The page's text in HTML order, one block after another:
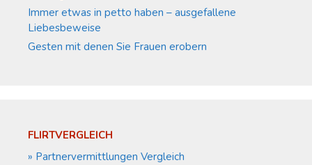
Immer etwas in petto haben – ausgefallene
Liebesbeweise
Gesten mit denen Sie Frauen erobern
FLIRTVERGLEICH
» Partnervermittlungen Vergleich